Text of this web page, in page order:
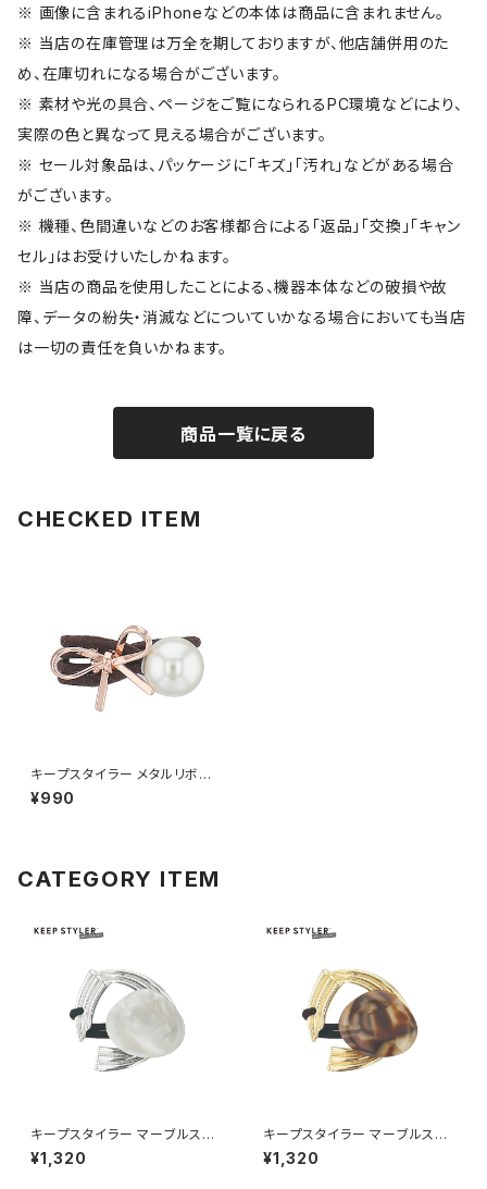
※ 画像に含まれるiPhoneなどの本体は商品に含まれません。
※ 当店の在庫管理は万全を期しておりますが、他店舗併用のた
め、在庫切れになる場合がございます。
※ 素材や光の具合、ページをご覧になられるPC環境などにより、
実際の色と異なって見える場合がございます。
※ セール対象品は、パッケージに「キズ」「汚れ」などがある場合
がございます。
※ 機種、色間違いなどのお客様都合による「返品」「交換」「キャン
セル」はお受けいたしかねます。
※ 当店の商品を使用したことによる、機器本体などの破損や故
障、データの紛失・消滅などについていかなる場合においても当店
は一切の責任を負いかねます。
商品一覧に戻る
CHECKED ITEM
キープスタイラー メタルリボン×
パール HHG1107-PG（ピンク
ゴールド）
¥990
CATEGORY ITEM
キープスタイラー マーブルスト
ーン HHG1188-SV（シルバー）
¥1,320
キープスタイラー マーブルスト
ーン HHG1188-GD（ゴールド）
¥1,320